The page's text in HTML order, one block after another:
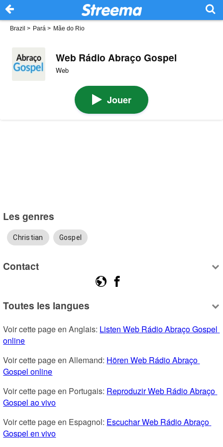
Brazil > Pará > Mãe do Rio
Web Rádio Abraço Gospel
Web
Jouer
Les genres
Christian Gospel
Contact
Toutes les langues
Voir cette page en Anglais: Listen Web Rádio Abraço Gospel
online
Voir cette page en Allemand: Hören Web Rádio Abraço
Gospel online
Voir cette page en Portugais: Reproduzir Web Rádio Abraço
Gospel ao vivo
Voir cette page en Espagnol: Escuchar Web Rádio Abraço
Gospel en vivo